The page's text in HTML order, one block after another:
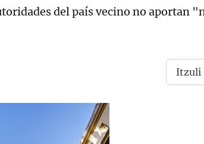
del país vecino no aportan
Itzuli